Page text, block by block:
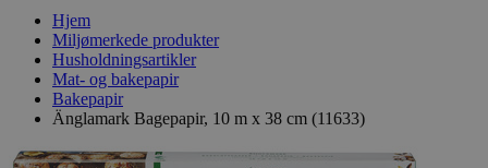
Hjem
Miljømerkede produkter
Husholdningsartikler
Mat- og bakepapir
Bakepapir
Änglamark Bagepapir, 10 m x 38 cm (11633)